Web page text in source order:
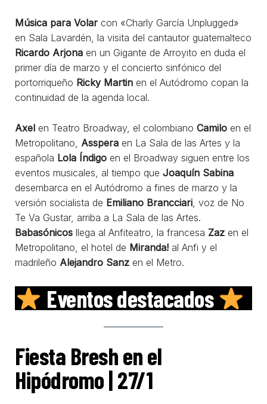
Música para Volar con «Charly García Unplugged»
en Sala Lavardén, la visita del cantautor guatemalteco
Ricardo Arjona en un Gigante de Arroyito en duda el
primer día de marzo y el concierto sinfónico del
portorriqueño Ricky Martin en el Autódromo copan la
continuidad de la agenda local.
Axel en Teatro Broadway, el colombiano Camilo en el
Metropolitano, Asspera en La Sala de las Artes y la
española Lola Índigo en el Broadway siguen entre los
eventos musicales, al tiempo que Joaquín Sabina
desembarca en el Autódromo a fines de marzo y la
versión socialista de Emiliano Brancciari, voz de No
Te Va Gustar, arriba a La Sala de las Artes.
Babasónicos llega al Anfiteatro, la francesa Zaz en el
Metropolitano, el hotel de Miranda! al Anfi y el
madrileño Alejandro Sanz en el Metro.
Eventos destacados
Fiesta Bresh en el
Hipódromo | 27/1